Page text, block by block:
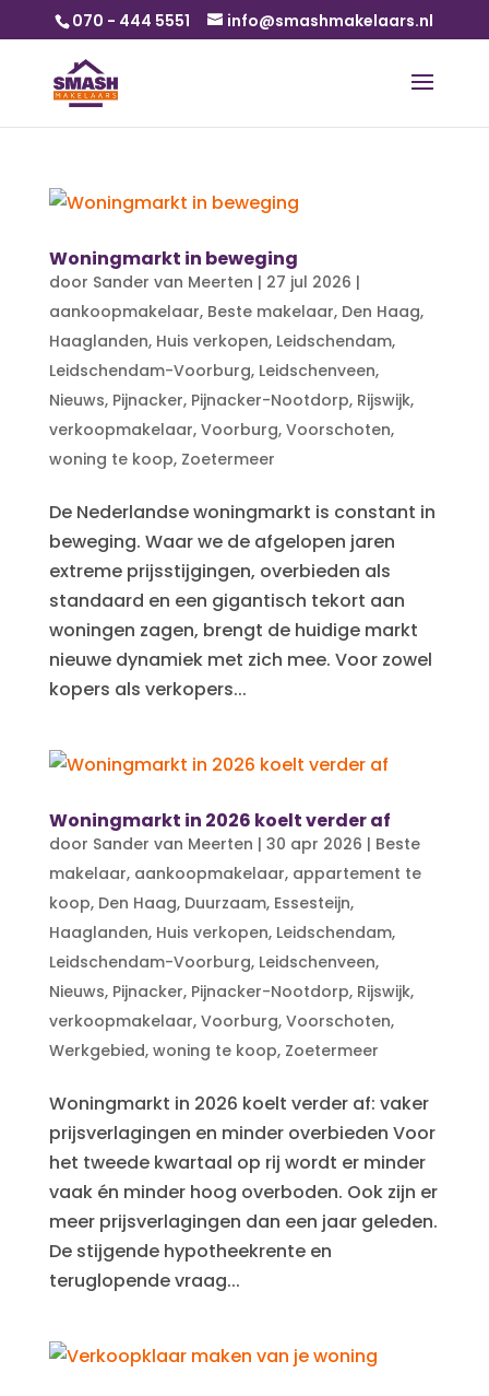
070 - 444 5551 info@smashmakelaars.nl
Woningmarkt in beweging
door Sander van Meerten | 27 jul 2026 |
aankoopmakelaar, Beste makelaar, Den Haag,
Haaglanden, Huis verkopen, Leidschendam,
Leidschendam-Voorburg, Leidschenveen,
Nieuws, Pijnacker, Pijnacker-Nootdorp, Rijswijk,
verkoopmakelaar, Voorburg, Voorschoten,
woning te koop, Zoetermeer
De Nederlandse woningmarkt is constant in
beweging. Waar we de afgelopen jaren
extreme prijsstijgingen, overbieden als
standaard en een gigantisch tekort aan
woningen zagen, brengt de huidige markt
nieuwe dynamiek met zich mee. Voor zowel
kopers als verkopers...
Woningmarkt in 2026 koelt verder af
door Sander van Meerten | 30 apr 2026 | Beste
makelaar, aankoopmakelaar, appartement te
koop, Den Haag, Duurzaam, Essesteijn,
Haaglanden, Huis verkopen, Leidschendam,
Leidschendam-Voorburg, Leidschenveen,
Nieuws, Pijnacker, Pijnacker-Nootdorp, Rijswijk,
verkoopmakelaar, Voorburg, Voorschoten,
Werkgebied, woning te koop, Zoetermeer
Woningmarkt in 2026 koelt verder af: vaker
prijsverlagingen en minder overbieden Voor
het tweede kwartaal op rij wordt er minder
vaak én minder hoog overboden. Ook zijn er
meer prijsverlagingen dan een jaar geleden.
De stijgende hypotheekrente en
teruglopende vraag...